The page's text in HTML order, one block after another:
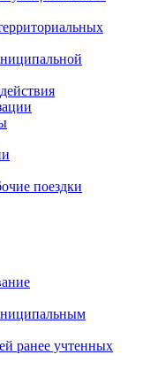
поездки
ранее учтенных